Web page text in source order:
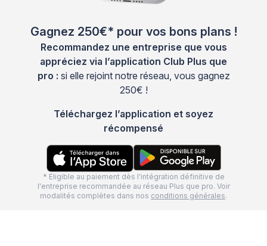
Gagnez 250€* pour vos bons plans !
Recommandez une entreprise que vous
appréciez via l’application Club Plus que
pro : si elle rejoint notre réseau, vous gagnez
250€ !
Téléchargez l’application et soyez
récompensé
* Eligible au paiement dès l'intégration définitive de
l'entreprise recommandée au réseau Plus que pro. Voir
modalités complètes dans nos conditions générales.